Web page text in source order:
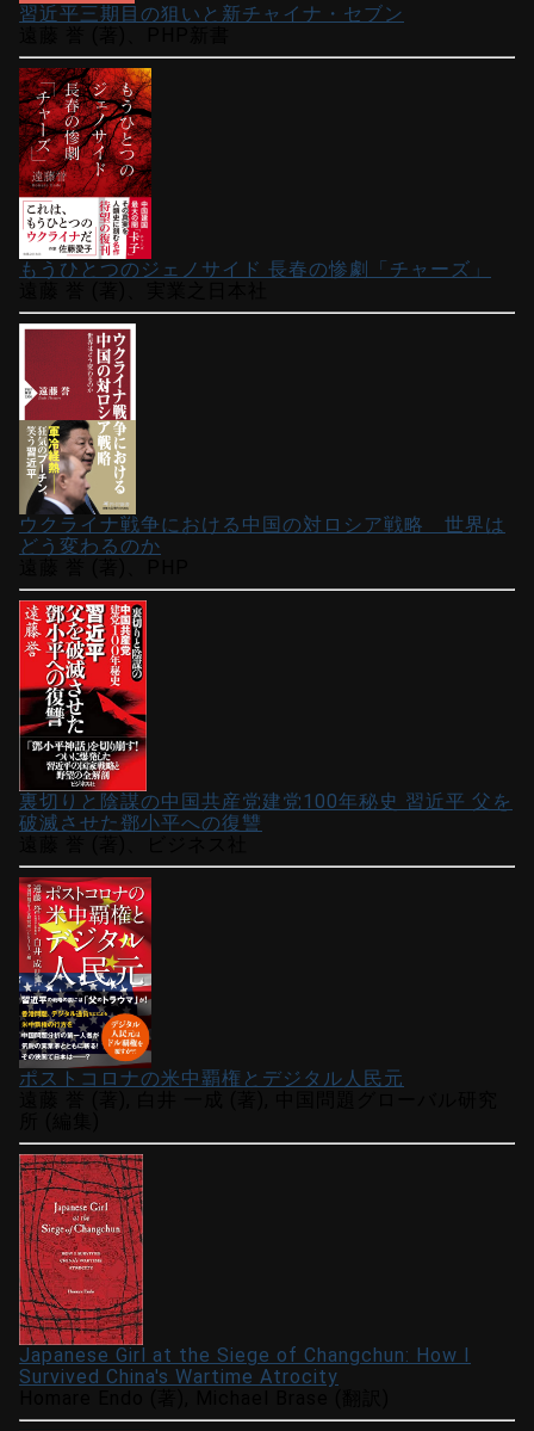
習近平三期目の狙いと新チャイナ・セブン
もうひとつのジェノサイド 長春の惨劇「チャーズ」
ウクライナ戦争における中国の対ロシア戦略 世界は
どう変わるのか
裏切りと陰謀の中国共産党建党100年秘史 習近平 父を
破滅させた鄧小平への復讐
ポストコロナの米中覇権とデジタル人民元
Japanese Girl at the Siege of Changchun: How I
Survived China's Wartime Atrocity